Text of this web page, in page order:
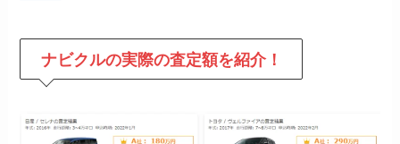
ナビクルの実際の査定額を紹介！